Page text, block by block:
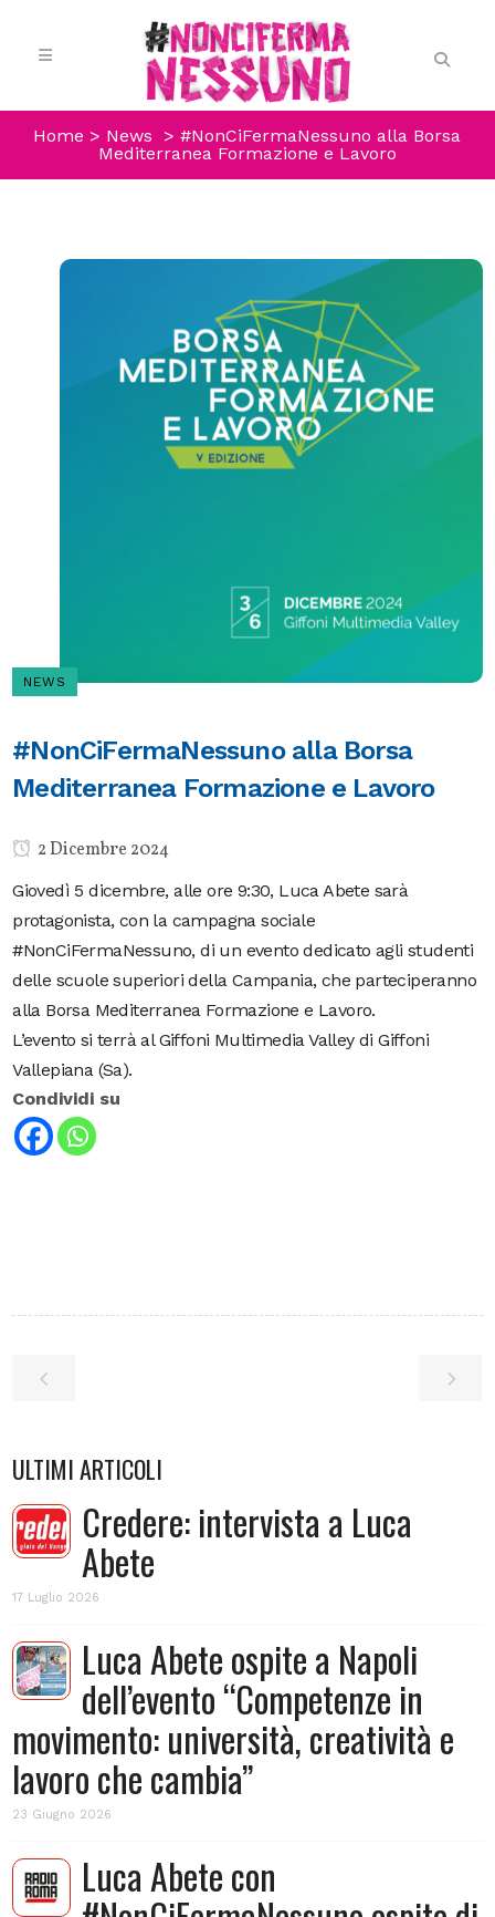
Home > News >#NonCiFermaNessuno alla Borsa
Mediterranea Formazione e Lavoro
NEWS
#NonCiFermaNessuno alla Borsa
Mediterranea Formazione e Lavoro
2 Dicembre 2024
Giovedì 5 dicembre, alle ore 9:30, Luca Abete sarà
protagonista, con la campagna sociale
#NonCiFermaNessuno, di un evento dedicato agli studenti
delle scuole superiori della Campania, che parteciperanno
alla Borsa Mediterranea Formazione e Lavoro.
L’evento si terrà al Giffoni Multimedia Valley di Giffoni
Vallepiana (Sa).
Condividi su
ULTIMI ARTICOLI
Credere: intervista a Luca
Abete
17 Luglio 2026
Luca Abete ospite a Napoli
dell’evento “Competenze in
movimento: università, creatività e
lavoro che cambia”
23 Giugno 2026
Luca Abete con